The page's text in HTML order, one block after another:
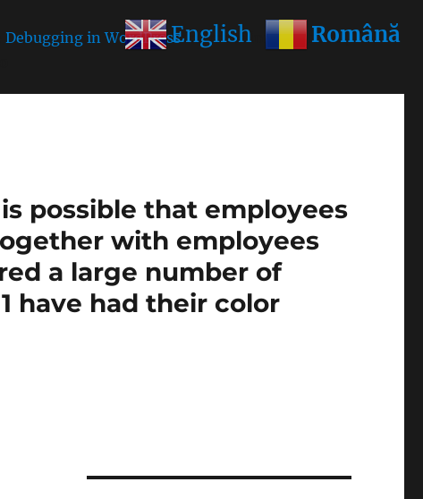
Debugging in WordPressfor more information. (This
possible that employees
with employees
a large number of
have had their color
English Română